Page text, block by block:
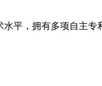
平，拥有多项自主